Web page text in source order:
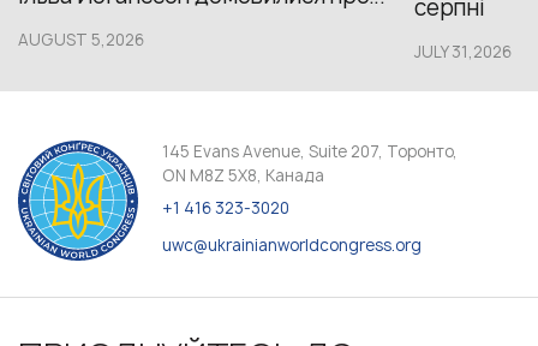
AUGUST 5,2026
серпні
JULY 31,2026
145 Evans Avenue, Suite 207, Торонто,
ON M8Z 5X8, Канада
+1 416 323-3020
uwc@ukrainianworldcongress.org